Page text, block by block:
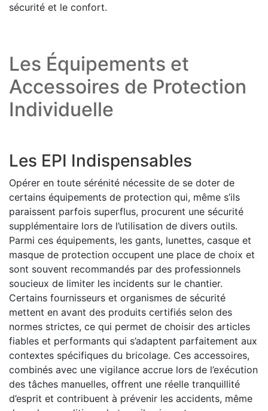
sécurité et le confort.
Les Équipements et
Accessoires de Protection
Individuelle
Les EPI Indispensables
Opérer en toute sérénité nécessite de se doter de
certains équipements de protection qui, même s’ils
paraissent parfois superflus, procurent une sécurité
supplémentaire lors de l’utilisation de divers outils.
Parmi ces équipements, les gants, lunettes, casque et
masque de protection occupent une place de choix et
sont souvent recommandés par des professionnels
soucieux de limiter les incidents sur le chantier.
Certains fournisseurs et organismes de sécurité
mettent en avant des produits certifiés selon des
normes strictes, ce qui permet de choisir des articles
fiables et performants qui s’adaptent parfaitement aux
contextes spécifiques du bricolage. Ces accessoires,
combinés avec une vigilance accrue lors de l’exécution
des tâches manuelles, offrent une réelle tranquillité
d’esprit et contribuent à prévenir les accidents, même